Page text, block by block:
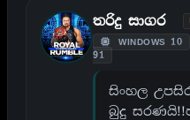
තරිදු සාගර
WINDOWS 10
91
සිංහල
බුදු